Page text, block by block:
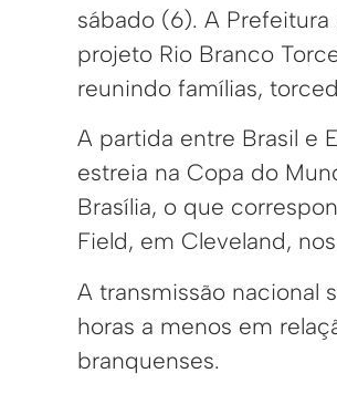
sábado (6). A
projeto Rio Branco
reunindo famílias,
A partida entre Brasil e
estreia na Copa do
Brasília, o que
Field, em Cleveland,
A transmissão nacional
horas a menos em
branquenses.